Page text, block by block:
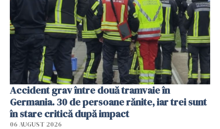
Accident grav între două tramvaie în
Germania. 30 de persoane rănite, iar trei sunt
în stare critică după impact
06 AUGUST 2026